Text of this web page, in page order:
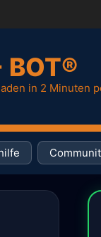
BOT®
in 2 Minuten